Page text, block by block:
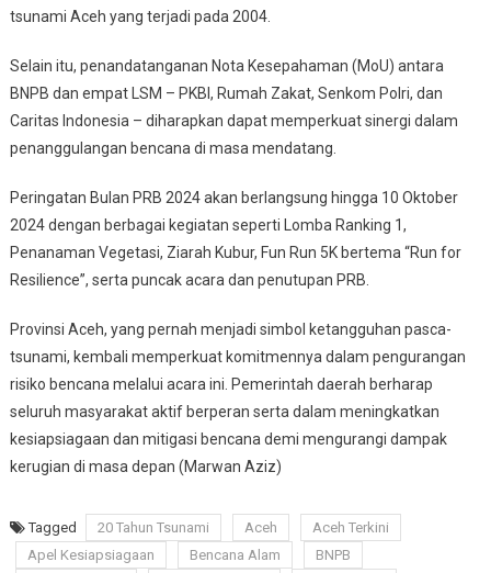
tsunami Aceh yang terjadi pada 2004.
Selain itu, penandatanganan Nota Kesepahaman (MoU) antara
BNPB dan empat LSM – PKBI, Rumah Zakat, Senkom Polri, dan
Caritas Indonesia – diharapkan dapat memperkuat sinergi dalam
penanggulangan bencana di masa mendatang.
Peringatan Bulan PRB 2024 akan berlangsung hingga 10 Oktober
2024 dengan berbagai kegiatan seperti Lomba Ranking 1,
Penanaman Vegetasi, Ziarah Kubur, Fun Run 5K bertema “Run for
Resilience”, serta puncak acara dan penutupan PRB.
Provinsi Aceh, yang pernah menjadi simbol ketangguhan pasca-
tsunami, kembali memperkuat komitmennya dalam pengurangan
risiko bencana melalui acara ini. Pemerintah daerah berharap
seluruh masyarakat aktif berperan serta dalam meningkatkan
kesiapsiagaan dan mitigasi bencana demi mengurangi dampak
kerugian di masa depan (Marwan Aziz)
Tagged 20 Tahun Tsunami Aceh
Aceh Terkini
Apel Kesiapsiagaan
Bencana Alam
BNPB